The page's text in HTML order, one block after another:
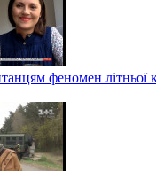
феномен літньої